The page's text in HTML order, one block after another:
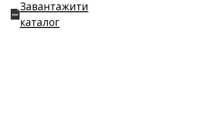
використовується в помірно
гідростатично навантажених системах
стаціонарного обладнання. Також